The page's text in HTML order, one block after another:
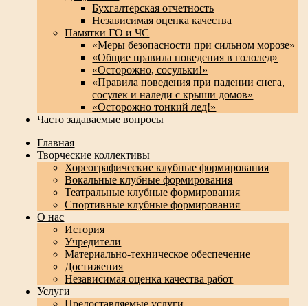
Бухгалтерская отчетность
Независимая оценка качества
Памятки ГО и ЧС
«Меры безопасности при сильном морозе»
«Общие правила поведения в гололед»
«Осторожно, сосульки!»
«Правила поведения при падении снега,
сосулек и наледи с крыши домов»
«Осторожно тонкий лед!»
Часто задаваемые вопросы
Перейти
содержимому
Главная
Творческие коллективы
Хореографические клубные формирования
Вокальные клубные формирования
Театральные клубные формирования
Спортивные клубные формирования
О нас
История
Учредители
Материально-техническое обеспечение
Достижения
Независимая оценка качества работ
Услуги
Предоставляемые услуги